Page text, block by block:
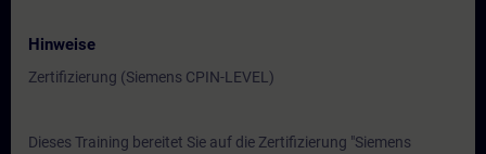
Hinweise
Zertifizierung (Siemens CPIN-LEVEL)
Dieses Training bereitet Sie auf die Zertifizierung "Siemens